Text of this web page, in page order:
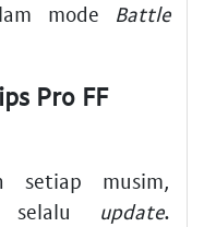
mode Battle
Pro FF
musim,
selalu update.